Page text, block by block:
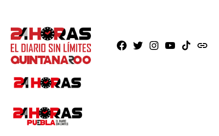
Facebook
X Instagram
YoutubeTikTokissuu